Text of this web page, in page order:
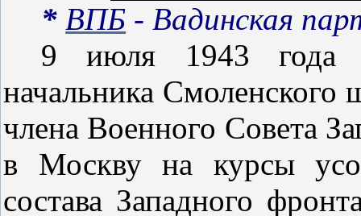
* ВПБ - Вадинская
9 июля 1943 года
начальника Смоленского
члена Военного Совета
в Москву на курсы
состава Западного